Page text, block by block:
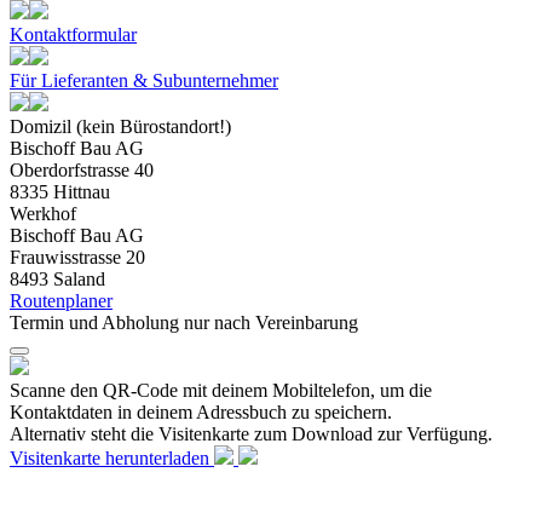
Kontaktformular
Für Lieferanten & Subunternehmer
Domizil (kein Bürostandort!)
Bischoff Bau AG
Oberdorfstrasse 40
8335 Hittnau
Werkhof
Bischoff Bau AG
Frauwisstrasse 20
8493 Saland
Routenplaner
Termin und Abholung nur nach Vereinbarung
Scanne den QR-Code mit deinem Mobiltelefon, um die
Kontaktdaten in deinem Adressbuch zu speichern.
Alternativ steht die Visitenkarte zum Download zur Verfügung.
Visitenkarte herunterladen